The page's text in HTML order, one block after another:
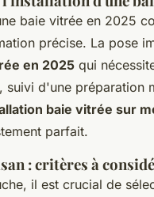
baie vitrée en 2025
précise. La pose
en 2025 qui
suivi d'une préparation
baie vitrée sur
parfait.
: critères à
il est crucial de